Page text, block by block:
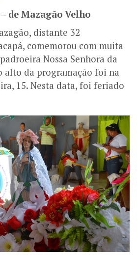
de Mazagão Velho
distante 32
comemorou com muita
Nossa Senhora da
alto da programação foi na
15. Nesta data, foi feriado